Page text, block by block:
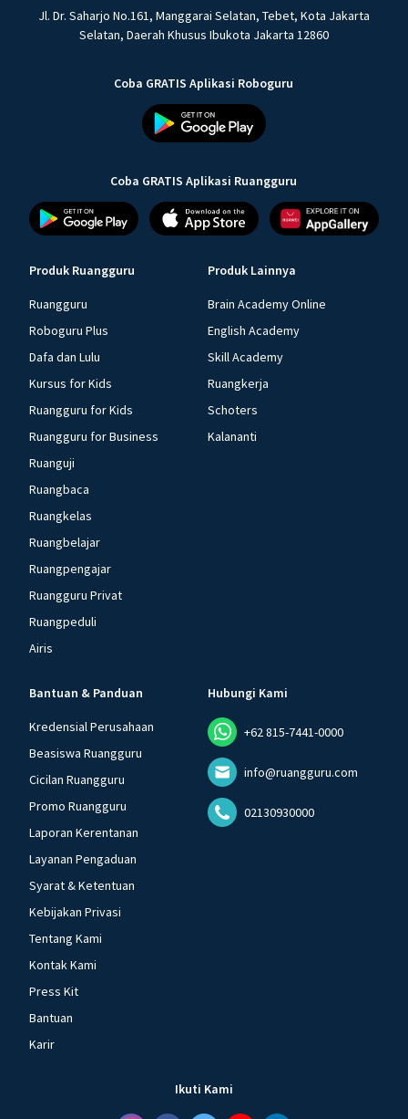
Jl. Dr. Saharjo No.161, Manggarai Selatan, Tebet, Kota Jakarta
Selatan, Daerah Khusus Ibukota Jakarta 12860
Coba GRATIS Aplikasi Roboguru
Coba GRATIS Aplikasi Ruangguru
Produk Ruangguru
Ruangguru
Roboguru Plus
Dafa dan Lulu
Kursus for Kids
Ruangguru for Kids
Ruangguru for Business
Ruanguji
Ruangbaca
Ruangkelas
Ruangbelajar
Ruangpengajar
Ruangguru Privat
Ruangpeduli
Airis
Produk Lainnya
Brain Academy Online
English Academy
Skill Academy
Ruangkerja
Schoters
Kalananti
Bantuan & Panduan
Kredensial Perusahaan
Beasiswa Ruangguru
Cicilan Ruangguru
Promo Ruangguru
Laporan Kerentanan
Layanan Pengaduan
Syarat & Ketentuan
Kebijakan Privasi
Tentang Kami
Kontak Kami
Press Kit
Bantuan
Karir
Hubungi Kami
+62 815-7441-0000
info@ruangguru.com
02130930000
Ikuti Kami